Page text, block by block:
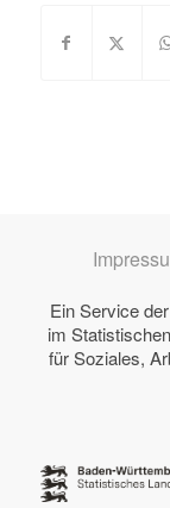
Ein Service der
im
für Soziales,